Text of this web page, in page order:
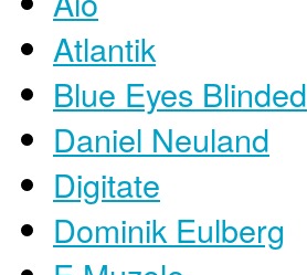
Atlantik
Blue Eyes Blinded
Daniel Neuland
Digitate
Dominik Eulberg